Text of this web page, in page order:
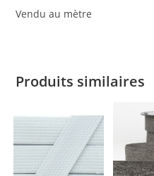
Vendu au mètre
Produits similaires